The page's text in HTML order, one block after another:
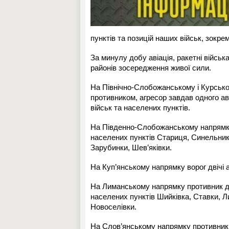
пунктів та позицій наших військ,
За минулу добу авіація, ракетні
районів зосередження живої сили.
На Північно-Слобожанському і
противником, агресор завдав одного
військ та населених пунктів.
На Південно-Слобожанському напрямку
населених пунктів Стариця,
Зарубинки, Шев’яківки.
На Куп’янському напрямку ворог двічі
На Лиманському напрямку противник
населених пунктів Шийківка, Ставки,
Новоселівки.
На Слов’янському напрямку